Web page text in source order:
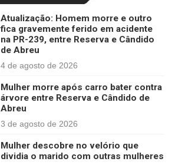
Atualização: Homem morre e outro
fica gravemente ferido em acidente
na PR-239, entre Reserva e Cândido
de Abreu
4 de agosto de 2026
Mulher morre após carro bater contra
árvore entre Reserva e Cândido de
Abreu
3 de agosto de 2026
Mulher descobre no velório que
dividia o marido com outras mulheres